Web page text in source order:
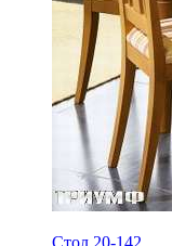
Стол 20-142